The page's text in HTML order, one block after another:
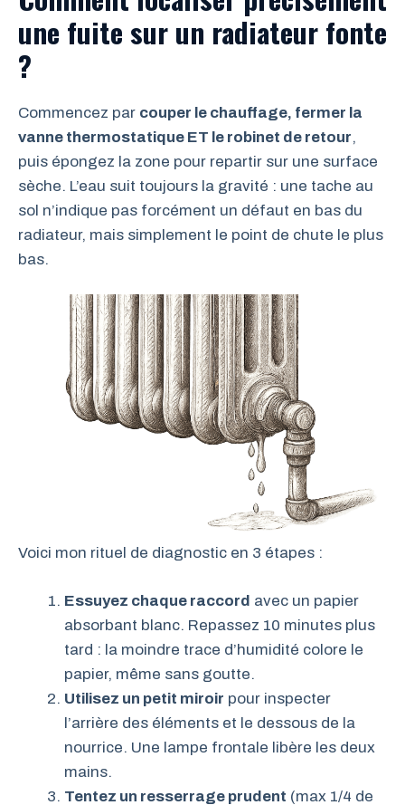
une fuite sur un radiateur fonte
?
Commencez par couper le chauffage, fermer la
vanne thermostatique ET le robinet de retour,
puis épongez la zone pour repartir sur une surface
sèche. L’eau suit toujours la gravité : une tache au
sol n’indique pas forcément un défaut en bas du
radiateur, mais simplement le point de chute le plus
bas.
Voici mon rituel de diagnostic en 3 étapes :
Essuyez chaque raccord avec un papier
absorbant blanc. Repassez 10 minutes plus
tard : la moindre trace d’humidité colore le
papier, même sans goutte.
Utilisez un petit miroir pour inspecter
l’arrière des éléments et le dessous de la
nourrice. Une lampe frontale libère les deux
mains.
Tentez un resserrage prudent (max 1/4 de